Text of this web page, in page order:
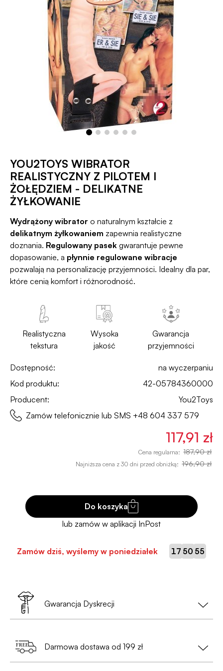
YOU2TOYS WIBRATOR
REALISTYCZNY Z PILOTEM I
ŻOŁĘDZIEM - DELIKATNE
ŻYŁKOWANIE
Wydrążony wibrator o naturalnym kształcie z
delikatnym żyłkowaniem zapewnia realistyczne
doznania. Regulowany pasek gwarantuje pewne
dopasowanie, a płynnie regulowane wibracje
pozwalają na personalizację przyjemności. Idealny dla par,
które cenią komfort i różnorodność.
Realistyczna
tekstura
Wysoka
jakość
Gwarancja
przyjemności
Dostępność:
na wyczerpaniu
Kod produktu:
42-05784360000
Producent:
You2Toys
Zamów telefonicznie lub SMS +48 604 337 579
117,91 zł
Cena regularna: 187,90 zł
Najniższa cena z 30 dni przed obniżką: 196,90 zł
Do koszyka
Zamów dziś, wyślemy w poniedziałek 17: 50: 54
Gwarancja Dyskrecji
•
Darmowa dostawa od 199 zł